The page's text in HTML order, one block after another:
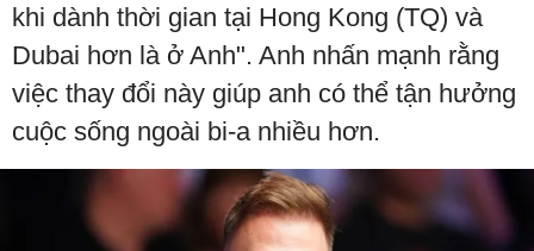
khi dành thời gian tại Hong Kong (TQ) và
Dubai hơn là ở Anh". Anh nhấn mạnh rằng
việc thay đổi này giúp anh có thể tận hưởng
cuộc sống ngoài bi-a nhiều hơn.